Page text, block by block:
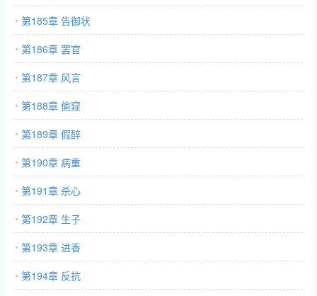
第185章 告御状
第186章 罢官
第187章 风言
第188章 偷窥
第189章 假醉
第190章 病重
第191章 杀心
第192章 生子
第193章 进香
第194章 反抗